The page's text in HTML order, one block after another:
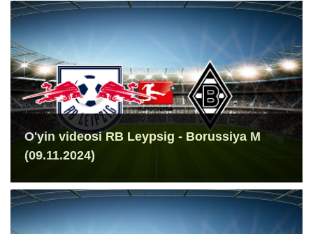
O'yin videosi RB Leypsig - Borussiya M
(09.11.2024)